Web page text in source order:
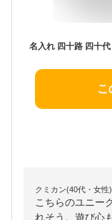
こ
クミカン(40代・女性)
こちらのユニー
れそう。遊び心